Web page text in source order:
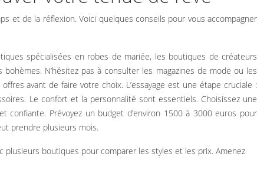
et de la réflexion. Voici quelques conseils pour vous accompagner
spécialisées en robes de mariée, les boutiques de créateurs
N’hésitez pas à consulter les magazines de mode ou les
avant de faire votre choix. L’essayage est une étape cruciale :
Le confort et la personnalité sont essentiels. Choisissez une
Prévoyez un budget d’environ 1500 à 3000 euros pour
prendre plusieurs mois.
plusieurs boutiques pour comparer les styles et les prix. Amenez